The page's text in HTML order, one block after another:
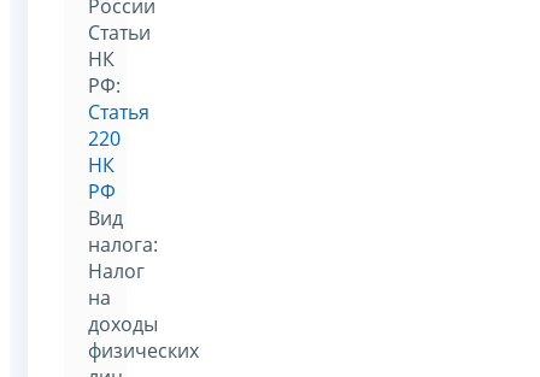
России
Статьи
НК
РФ:
Статья
220
НК
РФ
Вид
налога:
Налог
на
доходы
физических